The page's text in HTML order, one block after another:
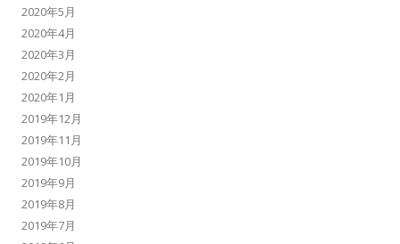
2020年5月
2020年4月
2020年3月
2020年2月
2020年1月
2019年12月
2019年11月
2019年10月
2019年9月
2019年8月
2019年7月